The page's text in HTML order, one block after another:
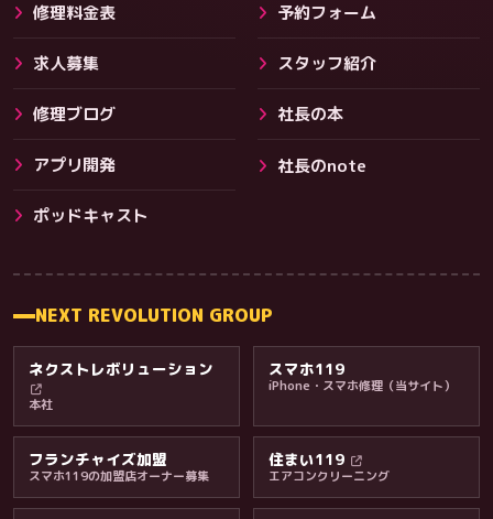
その他サービス
修理料金表 予約フォーム
求人募集 スタッフ紹介
修理ブログ 社長の本
アプリ開発 社長のnote
ポッドキャスト
NEXT REVOLUTION GROUP
ネクストレボリューション
本社
スマホ119
iPhone・スマホ修理（当サイト）
フランチャイズ加盟
スマホ119の加盟店オーナー募集
住まい119
エアコンクリーニング